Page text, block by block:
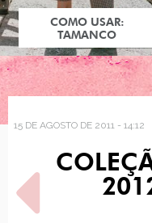
COMO USAR:
TAMANCO
15 DE AGOSTO DE 2011 - 14:12